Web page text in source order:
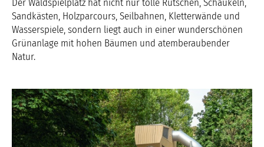
Sandkästen, Holzparcours, Seilbahnen, Kletterwände und
Wasserspiele, sondern liegt auch in einer wunderschönen
Grünanlage mit hohen Bäumen und atemberaubender
Natur.